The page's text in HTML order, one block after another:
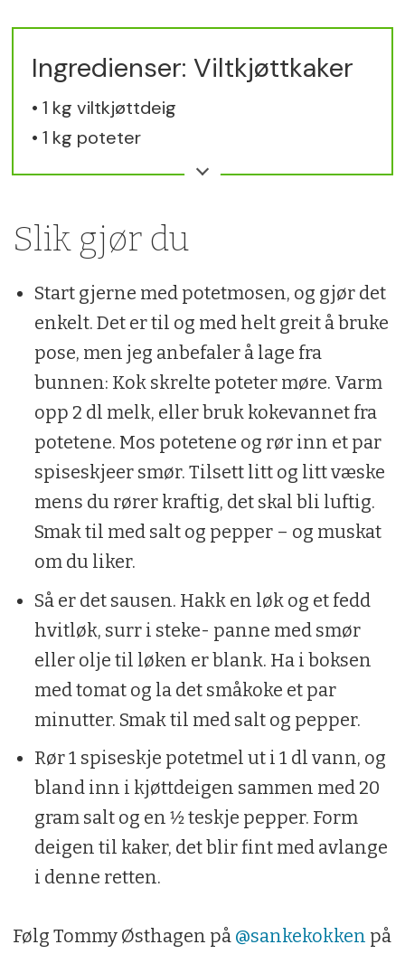
Ingredienser: Viltkjøttkaker
• 1 kg viltkjøttdeig
• 1 kg poteter
• 1 boks hakket tomat
• 1 fedd hvitløk
• Litt smør, olje, melk og potetmel
• Salt, pepper, muskat
Slik gjør du
Start gjerne med potetmosen, og gjør det
enkelt. Det er til og med helt greit å bruke
pose, men jeg anbefaler å lage fra
bunnen: Kok skrelte poteter møre. Varm
opp 2 dl melk, eller bruk kokevannet fra
potetene. Mos potetene og rør inn et par
spiseskjeer smør. Tilsett litt og litt væske
mens du rører kraftig, det skal bli luftig.
Smak til med salt og pepper – og muskat
om du liker.
Så er det sausen. Hakk en løk og et fedd
hvitløk, surr i steke- panne med smør
eller olje til løken er blank. Ha i boksen
med tomat og la det småkoke et par
minutter. Smak til med salt og pepper.
Rør 1 spiseskje potetmel ut i 1 dl vann, og
bland inn i kjøttdeigen sammen med 20
gram salt og en 1⁄2 teskje pepper. Form
deigen til kaker, det blir fint med avlange
i denne retten.
Følg Tommy Østhagen på @sankekokken på